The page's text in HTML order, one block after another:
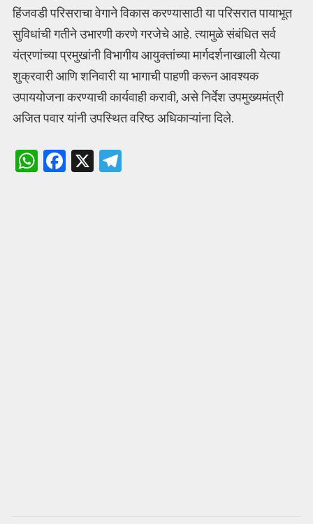
हिंजवडी परिसराचा वेगाने विकास करण्यासाठी या परिसरात पायाभूत
सुविधांची गतीने उभारणी करणे गरजेचे आहे. त्यामुळे संबंधित सर्व
यंत्रणांच्या प्रमुखांनी विभागीय आयुक्तांच्या मार्गदर्शनाखाली येत्या
शुक्रवारी आणि शनिवारी या भागाची पाहणी करून आवश्यक
उपाययोजना करण्याची कार्यवाही करावी, असे निर्देश उपमुख्यमंत्री
अजित पवार यांनी उपस्थित वरिष्ठ अधिकाऱ्यांना दिले.
W F X T